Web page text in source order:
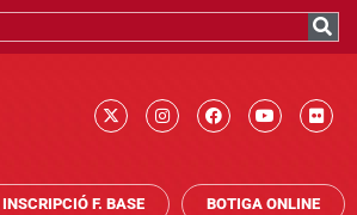
INSCRIPCIÓ F. BASE BOTIGA ONLINE